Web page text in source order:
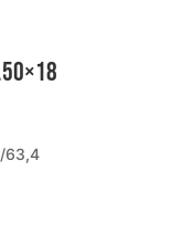
63,4